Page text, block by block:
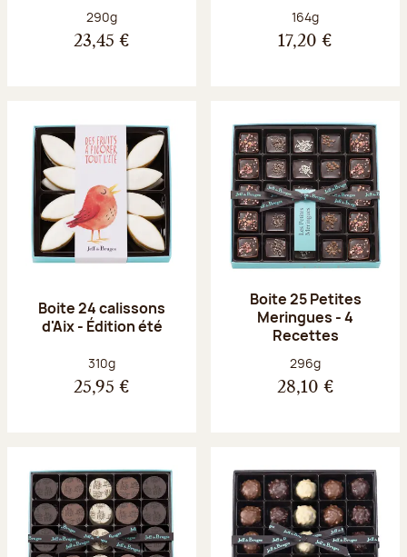
Poids net :
290g
23,45 €
Poids net :
164g
17,20 €
Boite 24 calissons
d'Aix - Édition été
Poids net :
310g
25,95 €
Boite 25 Petites
Meringues - 4
Recettes
Poids net :
296g
28,10 €